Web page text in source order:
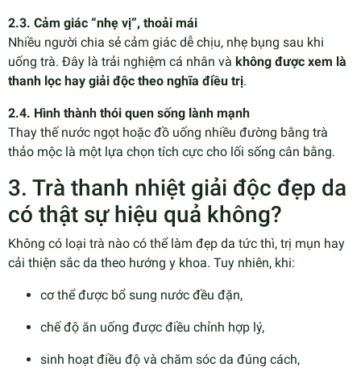
2.3. Cảm giác “nhẹ vị”, thoải mái
Nhiều người chia sẻ cảm giác dễ chịu, nhẹ bụng sau khi
uống trà. Đây là trải nghiệm cá nhân và không được xem là
thanh lọc hay giải độc theo nghĩa điều trị.
2.4. Hình thành thói quen sống lành mạnh
Thay thế nước ngọt hoặc đồ uống nhiều đường bằng trà
thảo mộc là một lựa chọn tích cực cho lối sống cân bằng.
3. Trà thanh nhiệt giải độc đẹp da
có thật sự hiệu quả không?
Không có loại trà nào có thể làm đẹp da tức thì, trị mụn hay
cải thiện sắc da theo hướng y khoa. Tuy nhiên, khi:
cơ thể được bổ sung nước đều đặn,
chế độ ăn uống được điều chỉnh hợp lý,
sinh hoạt điều độ và chăm sóc da đúng cách,